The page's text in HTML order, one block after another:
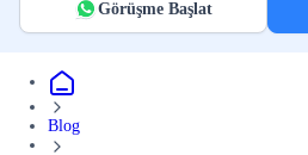
Görüşme Başlat
Blog